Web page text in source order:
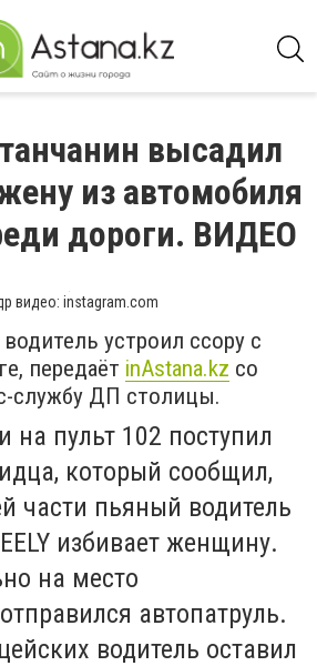
высадил
из автомобиля
дороги. ВИДЕО
видео: instagram.com
устроил ссору с
передаёт inАstana.kz со
службу ДП столицы.
на пульт 102 поступил
который сообщил,
части пьяный водитель
избивает женщину.
на место
автопатруль.
водитель оставил